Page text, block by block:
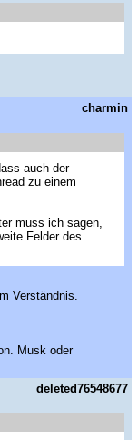
charmin
auch der
zu einem
muss ich sagen,
Felder des
Verständnis.
Musk oder
deleted76548677